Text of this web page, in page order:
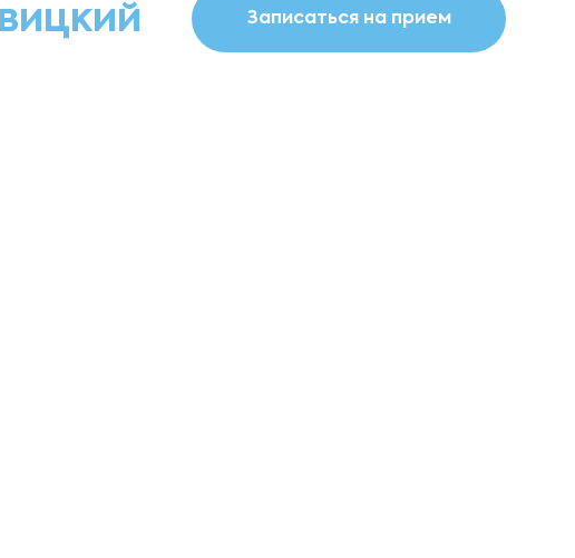
Записаться на прием